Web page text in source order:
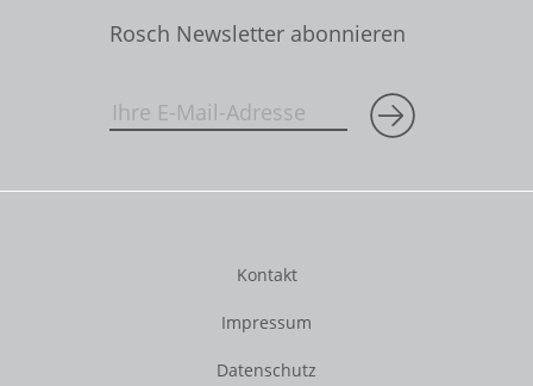
Rosch Newsletter abonnieren
Kontakt
Impressum
Datenschutz